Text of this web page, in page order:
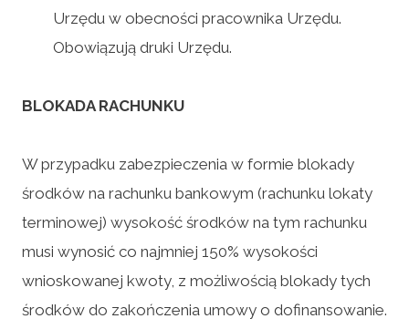
Urzędu w obecności pracownika Urzędu.
Obowiązują druki Urzędu.
BLOKADA RACHUNKU
W przypadku zabezpieczenia w formie blokady
środków na rachunku bankowym (rachunku lokaty
terminowej) wysokość środków na tym rachunku
musi wynosić co najmniej 150% wysokości
wnioskowanej kwoty, z możliwością blokady tych
środków do zakończenia umowy o dofinansowanie.